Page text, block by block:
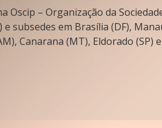
Oscip – Organização da
e subsedes em Brasília (DF),
Canarana (MT), Eldorado (SP)